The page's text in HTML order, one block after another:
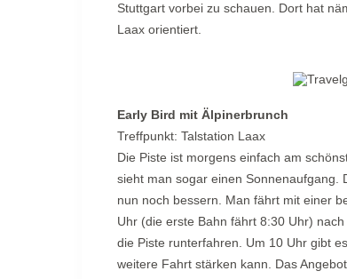
Stuttgart vorbei zu schauen. Dort hat
Laax orientiert.
Early Bird mit Älpinerbrunch
Treffpunkt: Talstation Laax
Die Piste ist morgens einfach am
sieht man sogar einen Sonnenaufgang.
nun noch bessern. Man fährt mit einer
Uhr (die erste Bahn fährt 8:30 Uhr)
die Piste runterfahren. Um 10 Uhr gibt
weitere Fahrt stärken kann. Das